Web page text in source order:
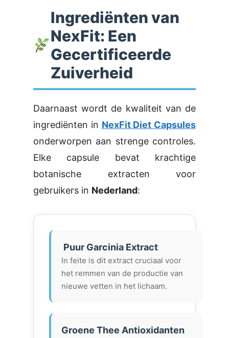
Ingrediënten van
NexFit: Een
Gecertificeerde
Zuiverheid
Daarnaast wordt de kwaliteit van de
ingrediënten in NexFit Diet Capsules
onderworpen aan strenge controles.
Elke capsule bevat krachtige
botanische extracten voor
gebruikers in Nederland:
Puur Garcinia Extract
In feite is dit extract cruciaal voor
het remmen van de productie van
nieuwe vetten in het lichaam.
Groene Thee Antioxidanten